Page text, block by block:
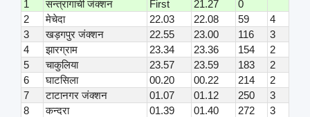
1
सन्त्रागाची जंक्शन First 21.27
0
2
मेचेदा 22.03 22.08 59
4
3
खड़गपुर जंक्शन 22.55 23.00 116
3
4
झारग्राम 23.34 23.36 154
2
5
चाकुलिया 23.57 23.59 183
2
6
घाटसिला 00.20 00.22 214
2
7
टाटानगर जंक्शन 01.07 01.12 250
3
8
कन्दरा 01.39 01.40 272
3